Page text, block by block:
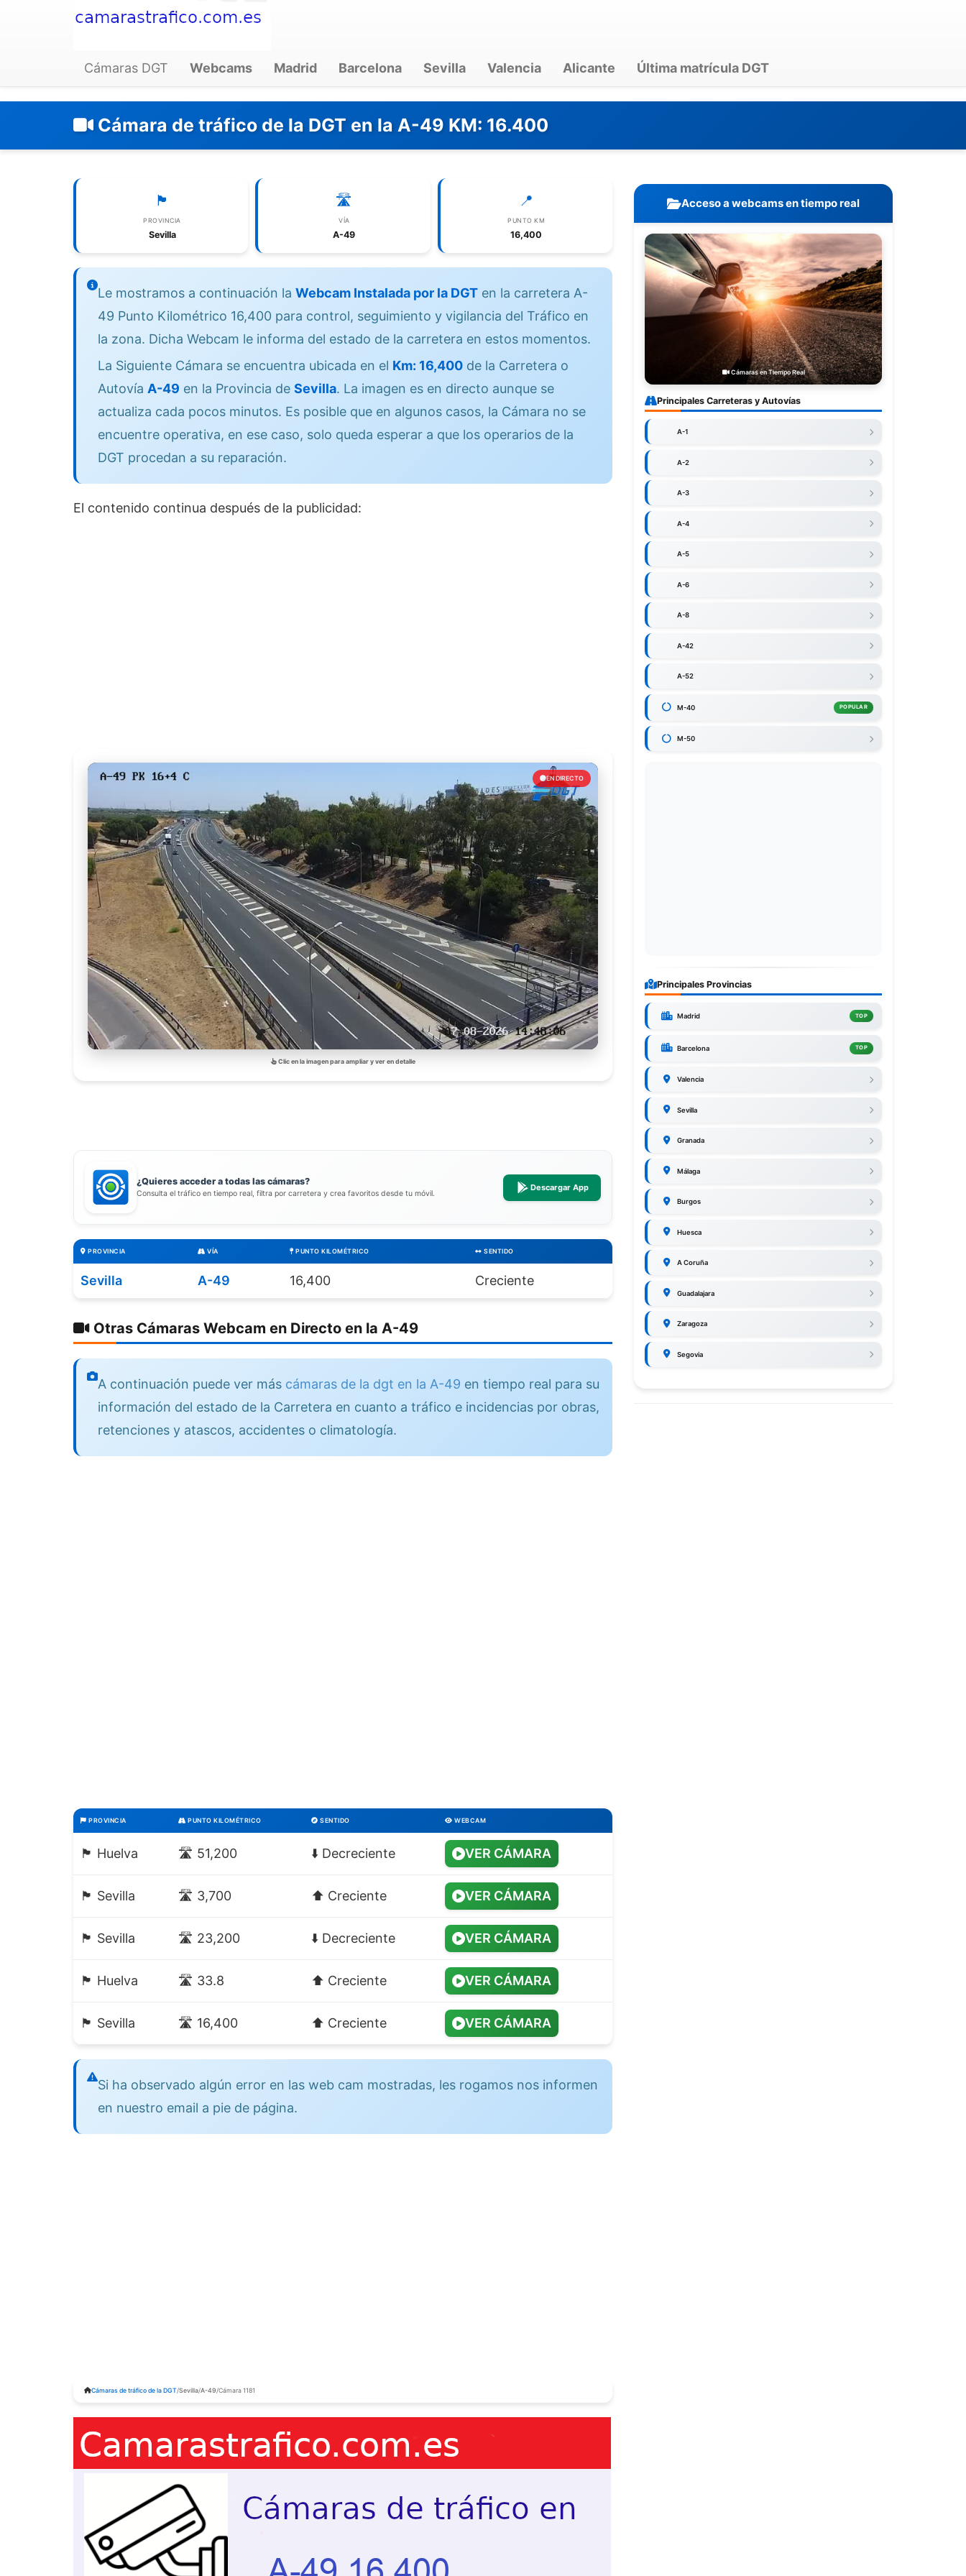
Cámaras DGT Webcams Madrid Barcelona Sevilla Valencia Alicante Última matrícula DGT
Cámara de tráfico de la DGT en la A-49 KM: 16.400
🏴
PROVINCIA
Sevilla
🛣️
VÍA
A-49
📍
PUNTO KM
16,400
Le mostramos a continuación la Webcam Instalada por la DGT en la carretera A-
49 Punto Kilométrico 16,400 para control, seguimiento y vigilancia del Tráfico en
la zona. Dicha Webcam le informa del estado de la carretera en estos momentos.
La Siguiente Cámara se encuentra ubicada en el Km: 16,400 de la Carretera o
Autovía A-49 en la Provincia de Sevilla. La imagen es en directo aunque se
actualiza cada pocos minutos. Es posible que en algunos casos, la Cámara no se
encuentre operativa, en ese caso, solo queda esperar a que los operarios de la
DGT procedan a su reparación.
El contenido continua después de la publicidad:
EN DIRECTO
Clic en la imagen para ampliar y ver en detalle
¿Quieres acceder a todas las cámaras?
Consulta el tráfico en tiempo real, filtra por carretera y crea favoritos desde tu móvil.
Descargar App
PROVINCIA VÍA PUNTO KILOMÉTRICO SENTIDO
Sevilla A-49 16,400 Creciente
Otras Cámaras Webcam en Directo en la A-49
A continuación puede ver más cámaras de la dgt en la A-49 en tiempo real para su
información del estado de la Carretera en cuanto a tráfico e incidencias por obras,
retenciones y atascos, accidentes o climatología.
PROVINCIA PUNTO KILOMÉTRICO SENTIDO WEBCAM
🏴 Huelva 🛣️ 51,200 ⬇️ Decreciente VER CÁMARA
🏴 Sevilla 🛣️ 3,700 ⬆️ Creciente VER CÁMARA
🏴 Sevilla 🛣️ 23,200 ⬇️ Decreciente VER CÁMARA
🏴 Huelva 🛣️ 33.8 ⬆️ Creciente VER CÁMARA
🏴 Sevilla 🛣️ 16,400 ⬆️ Creciente VER CÁMARA
Si ha observado algún error en las web cam mostradas, les rogamos nos informen
en nuestro email a pie de página.
Cámaras de tráfico de la DGT/Sevilla/A-49 /Cámara 1181
Acceso a webcams en tiempo real
Cámaras en Tiempo Real
Principales Carreteras y Autovías
A-1
A-2
A-3
A-4
A-5
A-6
A-8
A-42
A-52
M-40 POPULAR
M-50
Principales Provincias
Madrid TOP
Barcelona TOP
Valencia
Sevilla
Granada
Málaga
Burgos
Huesca
A Coruña
Guadalajara
Zaragoza
Segovia